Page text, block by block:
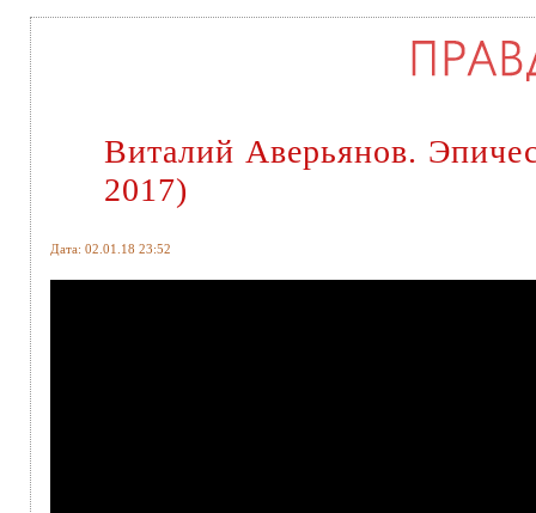
Виталий Аверьянов.
2017)
Дата: 02.01.18 23:52